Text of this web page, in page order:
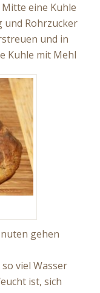
eine Kuhle
und Rohrzucker
und in
Kuhle mit Mehl
gehen
viel Wasser
ist, sich